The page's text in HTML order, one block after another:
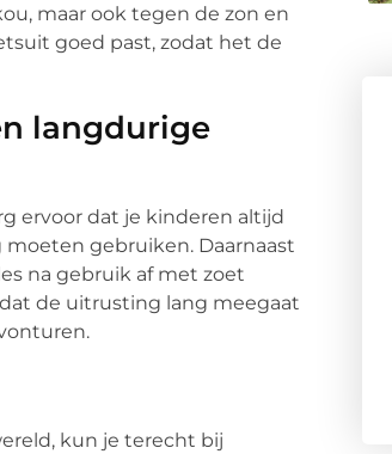
maar ook tegen de zon en
goed past, zodat het de
langdurige
ervoor dat je kinderen altijd
gebruiken. Daarnaast
na gebruik af met zoet
de uitrusting lang meegaat
kun je terecht bij